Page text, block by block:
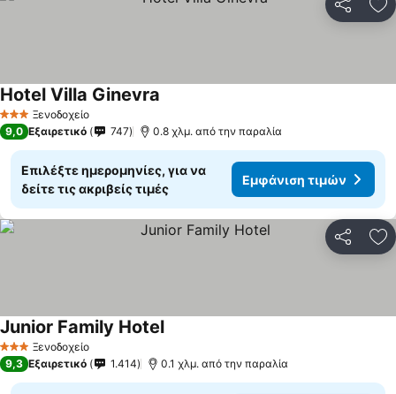
3 ΑστέριαΞενοδοχείο
Hotel Villa Ginevra
9,0 Εξαιρετικό 747 0.8 χλμ. από την παραλία
Επιλέξτε ημερομηνίες, για να
δείτε τις ακριβείς τιμές
Εμφάνιση τιμών
3 ΑστέριαΞενοδοχείο
Junior Family HotelΕμφάνιση τιμών
9,3 Εξαιρετικό 1.414 0.1 χλμ. από την παραλία